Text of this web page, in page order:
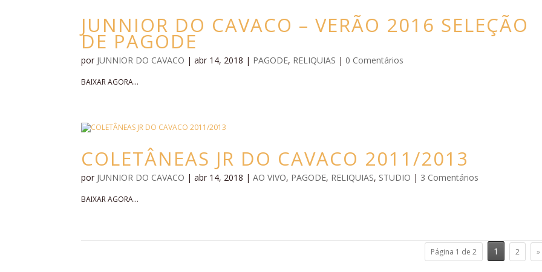
JUNNIOR DO CAVACO – VERÃO 2016 SELEÇÃO
DE PAGODE
por JUNNIOR DO CAVACO |abr 14, 2018 | PAGODE, RELIQUIAS | 0 Comentários
BAIXAR AGORA...
COLETÂNEAS JR DO CAVACO 2011/2013
por JUNNIOR DO CAVACO |abr 14, 2018 |AO VIVO, PAGODE, RELIQUIAS, STUDIO | 3 Comentários
BAIXAR AGORA...
Página 1 de 2 1 2 »